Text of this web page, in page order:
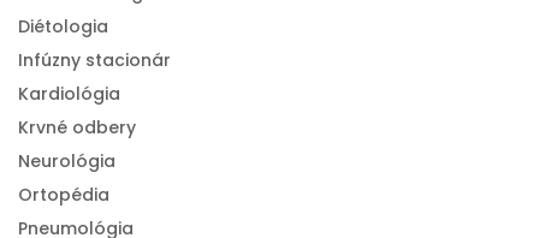
Diétologia
Infúzny stacionár
Kardiológia
Krvné odbery
Neurológia
Ortopédia
Pneumológia